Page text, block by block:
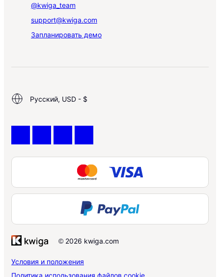
@kwiga_team
support@kwiga.com
Запланировать демо
Русский, USD - $
© 2026 kwiga.com
Условия и положения
Политика использования файлов cookie